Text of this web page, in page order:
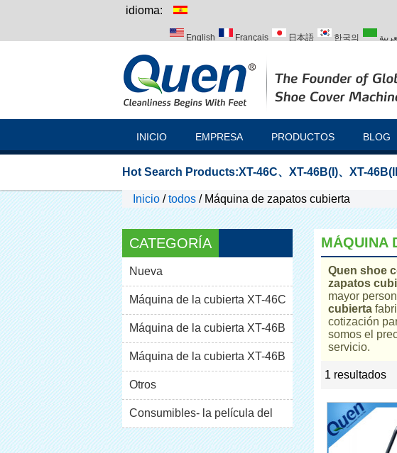
idioma:
English Français 日本語 한국의
INICIO EMPRESA PRODUCTOS BLOG
Hot Search Products:XT-46C、 XT-46B(I)、 XT-
Inicio /todos / Máquina de zapatos cubierta
CATEGORÍA
Nueva
Máquina de la cubierta XT-46C
Máquina de la cubierta XT-46B
(i)Máquina de la cubierta XT-46B
(II)
Otros
Consumibles- la película del
pvc
MÁQUINA
Quen shoe
zapatos
mayor
cubierta
cotización
somos el
servicio.
1 resultados
escaparate